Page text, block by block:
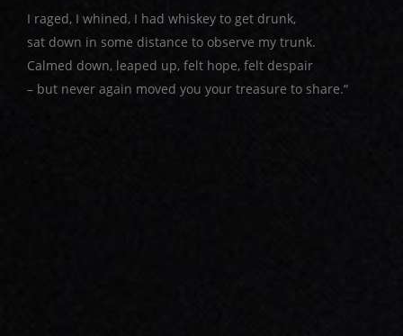
I raged, I whined, I had whiskey to get drunk,
sat down in some distance to observe my trunk.
Calmed down, leaped up, felt hope, felt despair
– but never again moved you your treasure to share.“